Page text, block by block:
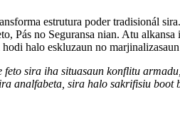
estrutura poder tradisionál
Pás no Seguransa nian. Atu alkansa
halo eskluzaun no
sira iha situasaun konflitu
analfabeta, sira halo sakrifisiu